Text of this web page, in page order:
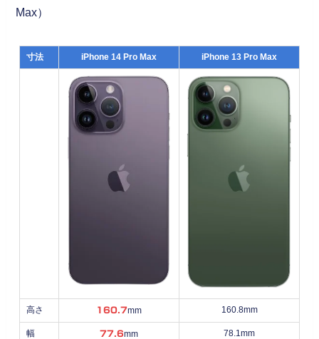
Max）
寸法 iPhone 14 Pro Max iPhone 13 Pro Max
高さ 160.7mm 160.8mm
幅 77.6mm 78.1mm